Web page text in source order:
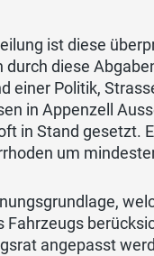
ist diese
durch diese
einer Politik,
in Appenzell
in Stand gesetzt.
um
Fahrzeugs
angepasst